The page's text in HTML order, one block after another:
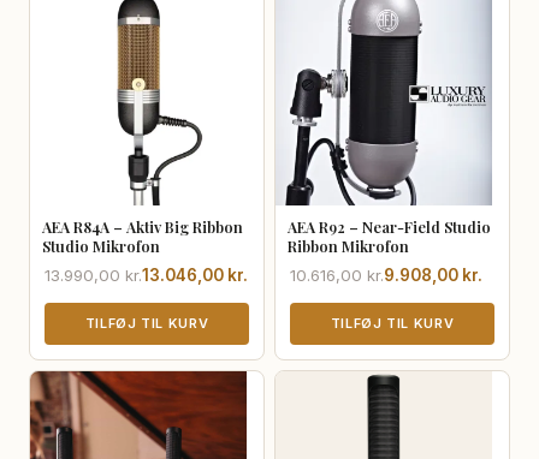
AEA R84A – Aktiv Big Ribbon
Studio Mikrofon
13.990,00 kr.
Den
oprindelige
var:
13.990,00 kr..
13.046,00 kr.
Den
aktuelle
er:
13.046,00 kr..
TILFØJ TIL KURV
AEA R92 – Near-Field Studio
Ribbon Mikrofon
10.616,00 kr.
Den
oprindelige
var:
10.616,00 kr..
9.908,00 kr.
Den
aktuelle
er:
9.908,00 kr..
TILFØJ TIL KURV